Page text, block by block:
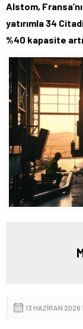
Alstom,
yatırımla 34
%40 kapasite
13 HAZIRAN 2026